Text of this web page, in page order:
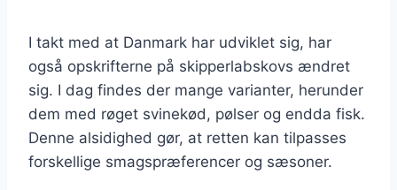
I takt med at Danmark har udviklet sig, har
også opskrifterne på skipperlabskovs ændret
sig. I dag findes der mange varianter, herunder
dem med røget svinekød, pølser og endda fisk.
Denne alsidighed gør, at retten kan tilpasses
forskellige smagspræferencer og sæsoner.